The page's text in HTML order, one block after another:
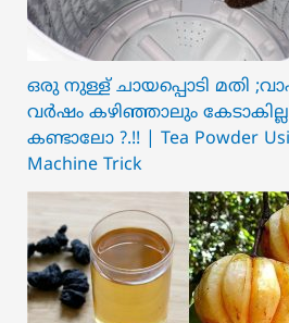
ഒരു നുള്ള് ചായപ്പൊടി മതി
വർഷം കഴിഞ്ഞാലും
കണ്ടാലോ ?.!! | Tea Powder
Machine Trick